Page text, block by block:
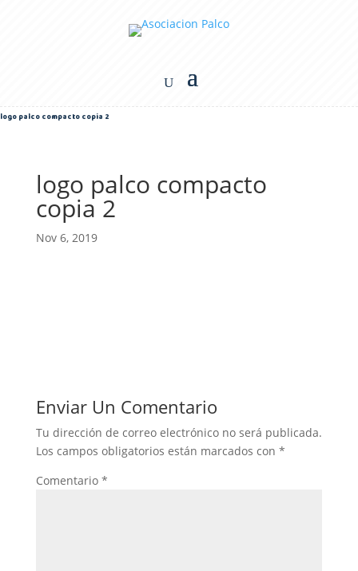
logo palco compacto copia 2
logo palco compacto
copia 2
Nov 6, 2019
Enviar Un Comentario
Tu dirección de correo electrónico no será publicada.
Los campos obligatorios están marcados con *
Comentario *